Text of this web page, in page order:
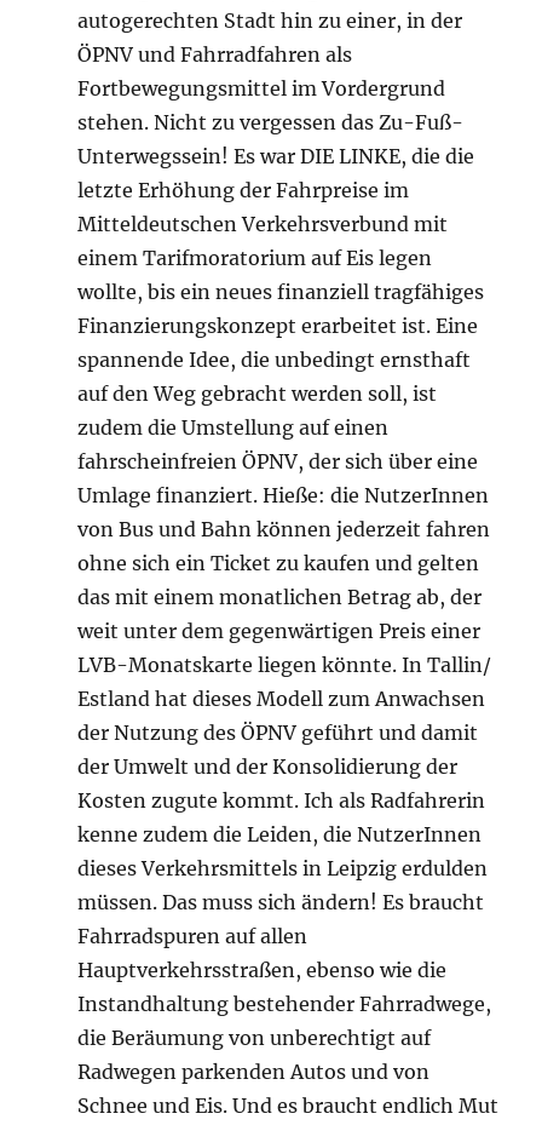
autogerechten Stadt hin zu einer, in der
ÖPNV und Fahrradfahren als
Fortbewegungsmittel im Vordergrund
stehen. Nicht zu vergessen das Zu-Fuß-
Unterwegssein! Es war DIE LINKE, die die
letzte Erhöhung der Fahrpreise im
Mitteldeutschen Verkehrsverbund mit
einem Tarifmoratorium auf Eis legen
wollte, bis ein neues finanziell tragfähiges
Finanzierungskonzept erarbeitet ist. Eine
spannende Idee, die unbedingt ernsthaft
auf den Weg gebracht werden soll, ist
zudem die Umstellung auf einen
fahrscheinfreien ÖPNV, der sich über eine
Umlage finanziert. Hieße: die NutzerInnen
von Bus und Bahn können jederzeit fahren
ohne sich ein Ticket zu kaufen und gelten
das mit einem monatlichen Betrag ab, der
weit unter dem gegenwärtigen Preis einer
LVB-Monatskarte liegen könnte. In Tallin/
Estland hat dieses Modell zum Anwachsen
der Nutzung des ÖPNV geführt und damit
der Umwelt und der Konsolidierung der
Kosten zugute kommt. Ich als Radfahrerin
kenne zudem die Leiden, die NutzerInnen
dieses Verkehrsmittels in Leipzig erdulden
müssen. Das muss sich ändern! Es braucht
Fahrradspuren auf allen
Hauptverkehrsstraßen, ebenso wie die
Instandhaltung bestehender Fahrradwege,
die Beräumung von unberechtigt auf
Radwegen parkenden Autos und von
Schnee und Eis. Und es braucht endlich Mut